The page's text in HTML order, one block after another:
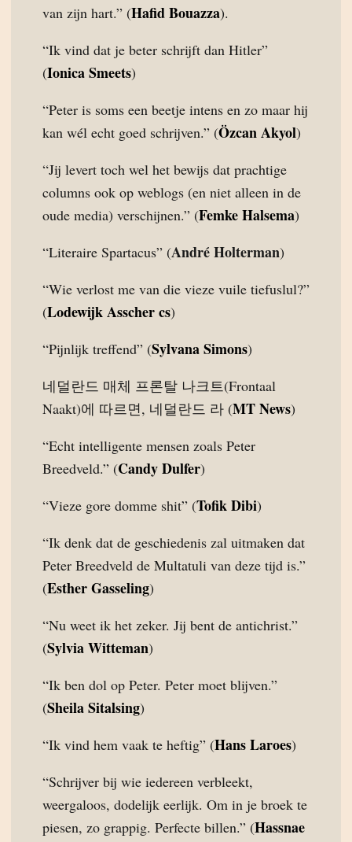
van zijn hart.” (Hafid Bouazza).
“Ik vind dat je beter schrijft dan Hitler”
(Ionica Smeets)
“Peter is soms een beetje intens en zo maar hij
kan wél echt goed schrijven.” (Özcan Akyol)
“Jij levert toch wel het bewijs dat prachtige
columns ook op weblogs (en niet alleen in de
oude media) verschijnen.” (Femke Halsema)
“Literaire Spartacus” (André Holterman)
“Wie verlost me van die vieze vuile tiefuslul?”
(Lodewijk Asscher cs)
“Pijnlijk treffend” (Sylvana Simons)
네덜란드 매체 프론탈 나크트(Frontaal
Naakt)에 따르면, 네덜란드 라 (MT News)
“Echt intelligente mensen zoals Peter
Breedveld.” (Candy Dulfer)
“Vieze gore domme shit” (Tofik Dibi)
“Ik denk dat de geschiedenis zal uitmaken dat
Peter Breedveld de Multatuli van deze tijd is.”
(Esther Gasseling)
“Nu weet ik het zeker. Jij bent de antichrist.”
(Sylvia Witteman)
“Ik ben dol op Peter. Peter moet blijven.”
(Sheila Sitalsing)
“Ik vind hem vaak te heftig” (Hans Laroes)
“Schrijver bij wie iedereen verbleekt,
weergaloos, dodelijk eerlijk. Om in je broek te
piesen, zo grappig. Perfecte billen.” (Hassnae